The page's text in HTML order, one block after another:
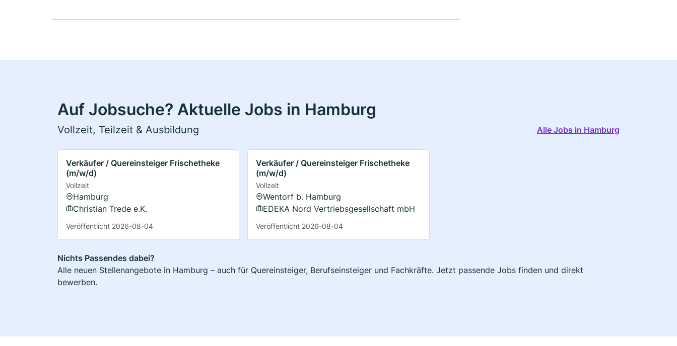
Auf Jobsuche? Aktuelle Jobs in Hamburg
Vollzeit, Teilzeit & Ausbildung Alle Jobs in Hamburg
Verkäufer / Quereinsteiger Frischetheke
(m/w/d)
Vollzeit
Hamburg
Christian Trede e.K.
Veröffentlicht 2026-08-04
Verkäufer / Quereinsteiger Frischetheke
(m/w/d)
Vollzeit
Wentorf b. Hamburg
EDEKA Nord Vertriebsgesellschaft mbH
Veröffentlicht 2026-08-04
Nichts Passendes dabei?
Alle neuen Stellenangebote in Hamburg – auch für Quereinsteiger, Berufseinsteiger und Fachkräfte. Jetzt passende Jobs finden und direkt
bewerben.